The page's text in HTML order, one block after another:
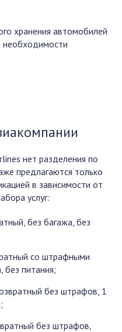
хранения автомобилей
необходимости
нет разделения по
предлагаются только
в зависимости от
услуг:
без багажа, без
со штрафными
без питания;
без штрафов, 1
без штрафов,